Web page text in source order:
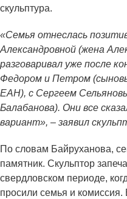
скульптура.
«Семья отнеслась
Александровной (жена
разговаривал уже после
Федором и Петром
ЕАН), с Сергеем
Балабанова). Они все
вариант», – заявил
По словам Байруханова,
памятник. Скульптор
свердловском периоде,
просили семья и